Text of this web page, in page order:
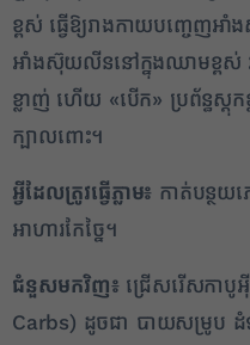
ខ្ពស់ ធ្វើឱ្យរាងកាយបញ្ចេញ
អាំងស៊ុយលីននៅក្នុងឈាមខ្ពស់ រ
ខ្លាញ់ ហើយ «បើក» ប្រព័ន្ធស្
ក្បាលពោះ។
អ្វីដែលត្រូវធ្វើភ្លាម៖ កាត់បន្ថយ
អាហារកែច្នៃ។
ជំនួសមកវិញ៖ជ្រើសរើសកាបូ
Carbs) ដូចជា បាយសម្រូប ដំ